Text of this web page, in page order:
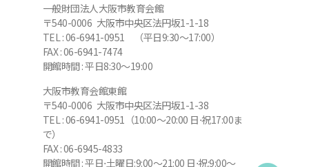
一般財団法人大阪市教育会館
〒540-0006 大阪市中央区法円坂1-1-18
TEL : 06-6941-0951 （平日9:30～17:00）
FAX : 06-6941-7474
開館時間 : 平日8:30～19:00
大阪市教育会館東館
〒540-0006 大阪市中央区法円坂1-1-38
TEL : 06-6941-0951（10:00～20:00 日⋅祝17:00ま
で）
FAX : 06-6945-4833
開館時間 : 平日⋅土曜日:9:00～21:00 日⋅祝:9:00～